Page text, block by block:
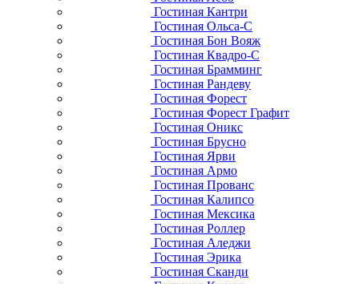
Гостиная Кантри
Гостиная Ольса-С
Гостиная Бон Вояж
Гостиная Квадро-С
Гостиная Брамминг
Гостиная Рандеву
Гостиная Форест
Гостиная Форест Графит
Гостиная Оникс
Гостиная Брусно
Гостиная Ярви
Гостиная Армо
Гостиная Прованс
Гостиная Калипсо
Гостиная Мексика
Гостиная Роллер
Гостиная Аледжи
Гостиная Эрика
Гостиная Сканди